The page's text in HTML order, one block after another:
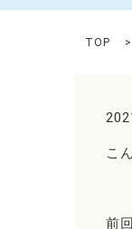
TOP
こ
前